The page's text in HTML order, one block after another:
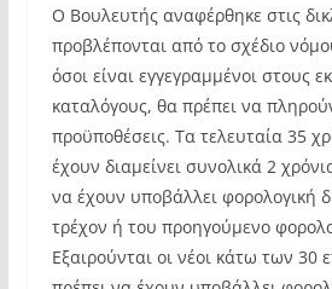
Ο Βουλευτής αναφέρθηκε στις
προβλέπονται από το σχέδιο
όσοι είναι εγγεγραμμένοι στους
καταλόγους, θα πρέπει να
προϋποθέσεις. Τα τελευταία 35
έχουν διαμείνει συνολικά 2
να έχουν υποβάλλει φορολογική
τρέχον ή του προηγούμενο
Εξαιρούνται οι νέοι κάτω των